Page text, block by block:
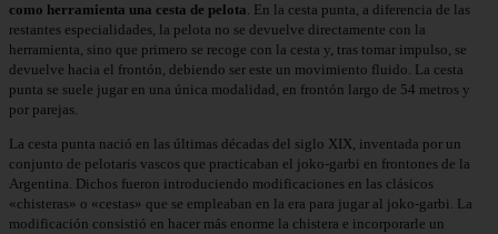
como herramienta una cesta de pelota. En la cesta punta, a diferencia de las
restantes especialidades, la pelota no se devuelve directamente con la
herramienta, sino que primero se recoge con la cesta y, tras tomar impulso, se
devuelve hacia el frontón, debiendo ser este un movimiento fluido. La cesta
punta se suele jugar en una única modalidad, en frontón largo de 54 metros y
por parejas.
La cesta punta nació en las últimas décadas del siglo XIX, inventada por un
conjunto de pelotaris vascos que practicaban el joko-garbi en frontones de la
Argentina. Dichos fueron introduciendo modificaciones en las clásicos
«chisteras» o «cestas» que se empleaban en la era para jugar al joko-garbi. La
modificación consistió en hacer más enorme la chistera e incorporarle un